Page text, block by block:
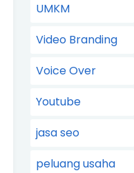
UMKM
Video Branding
Voice Over
Youtube
jasa seo
peluang usaha